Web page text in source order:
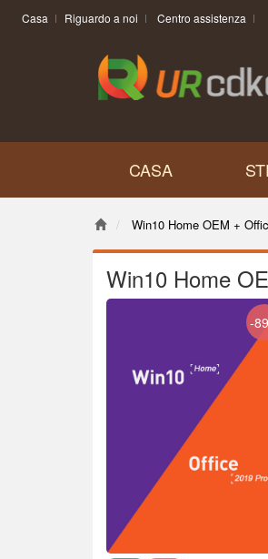
Casa Riguardo a noi Centro assistenza
CASA
Win10 Home OEM +
Win10 Home
-